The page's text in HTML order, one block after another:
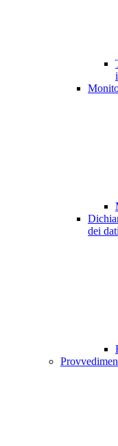
dei dati